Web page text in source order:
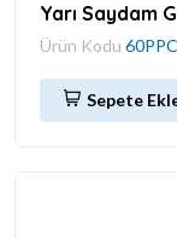
Yarı Saydam
Ürün Kodu
Sepete